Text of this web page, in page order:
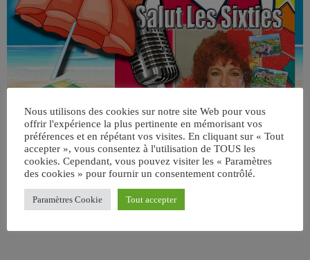
Nous utilisons des cookies sur notre site Web pour vous
offrir l'expérience la plus pertinente en mémorisant vos
préférences et en répétant vos visites. En cliquant sur « Tout
accepter », vous consentez à l'utilisation de TOUS les
cookies. Cependant, vous pouvez visiter les « Paramètres
des cookies » pour fournir un consentement contrôlé.
Paramètres Cookie Tout accepter